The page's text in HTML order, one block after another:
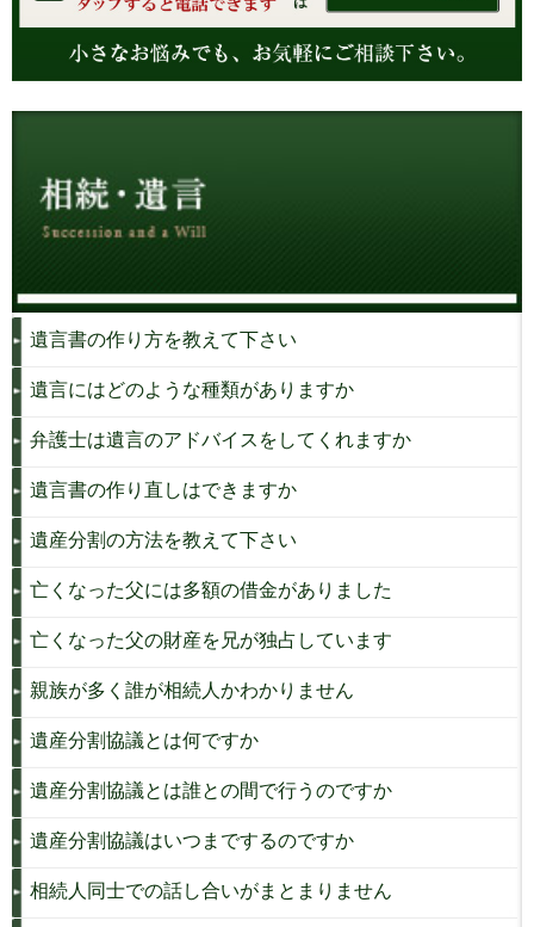
遺言書の作り方を教えて下さい
遺言にはどのような種類がありますか
弁護士は遺言のアドバイスをしてくれますか
遺言書の作り直しはできますか
遺産分割の方法を教えて下さい
亡くなった父には多額の借金がありました
亡くなった父の財産を兄が独占しています
親族が多く誰が相続人かわかりません
遺産分割協議とは何ですか
遺産分割協議とは誰との間で行うのですか
遺産分割協議はいつまでするのですか
相続人同士での話し合いがまとまりません